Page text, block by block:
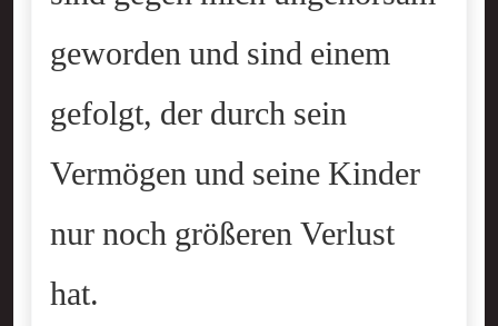
geworden und sind einem
gefolgt, der durch sein
Vermögen und seine Kinder
nur noch größeren Verlust
hat.